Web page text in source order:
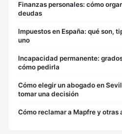
Finanzas personales: cómo
deudas
Impuestos en España: qué son,
uno
Incapacidad permanente:
cómo pedirla
Cómo elegir un abogado en
tomar una decisión
Cómo reclamar a Mapfre y otras